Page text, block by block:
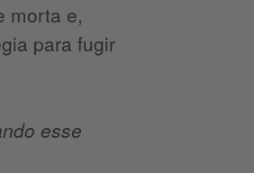
morta e,
para fugir
esse